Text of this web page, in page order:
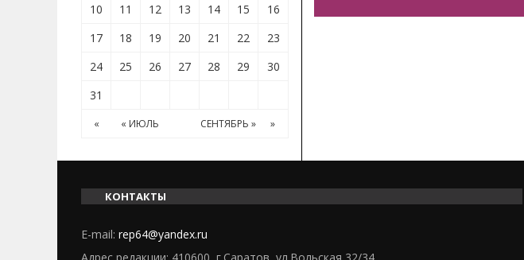
10
11 12 13 14 15
16
17
18 19 20 21 22
23
24
25 26 27 28 29
30
31
« « ИЮЛЬ СЕНТЯБРЬ » »
КОНТАКТЫ
E-mail: rep64@yandex.ru